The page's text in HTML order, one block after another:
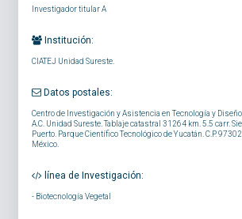
Investigador titular A
Institución:
CIATEJ Unidad Sureste.
Datos postales:
Centro de Investigación y Asistencia en Tecnología y
A.C. Unidad Sureste. Tablaje catastral 31264 km. 5.5 carr.
Puerto. Parque Científico Tecnológico de Yucatán. C.P.
México.
línea de Investigación:
- Biotecnología Vegetal